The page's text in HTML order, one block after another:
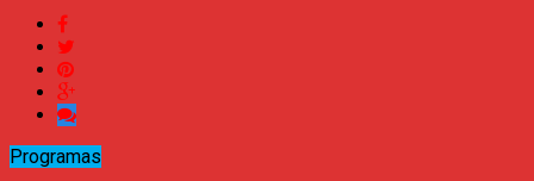
Programas